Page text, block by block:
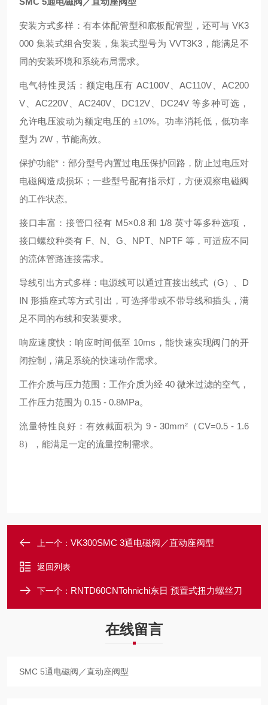
安装方式多样：有本体配管型和底板配管型，还可与 VK3
000 集装式组合安装，集装式型号为 VVT3K3，能满足不
同的安装环境和系统布局需求。
电气特性灵活：额定电压有 AC100V、AC110V、AC200
V、AC220V、AC240V、DC12V、DC24V 等多种可选，
允许电压波动为额定电压的 ±10%。功率消耗低，低功率
型为 2W，节能高效。
保护功能*：部分型号内置过电压保护回路，防止过电压对
电磁阀造成损坏；一些型号配有指示灯，方便观察电磁阀
的工作状态。
接口丰富：接管口径有 M5×0.8 和 1/8 英寸等多种选项，
接口螺纹种类有 F、N、G、NPT、NPTF 等，可适应不同
的流体管路连接需求。
导线引出方式多样：电源线可以通过直接出线式（G）、D
IN 形插座式等方式引出，可选择带或不带导线和插头，满
足不同的布线和安装要求。
响应速度快：响应时间低至 10ms，能快速实现阀门的开
闭控制，满足系统的快速动作需求。
工作介质与压力范围：工作介质为经 40 微米过滤的空气，
工作压力范围为 0.15 - 0.8MPa。
流量特性良好：有效截面积为 9 - 30mm²（CV=0.5 - 1.6
8），能满足一定的流量控制需求。
上一个： VK300SMC 3通电磁阀／直动座阀型
返回列表
下一个： RNTD60CNTohnichi东日 预置式扭力螺丝刀
在线留言